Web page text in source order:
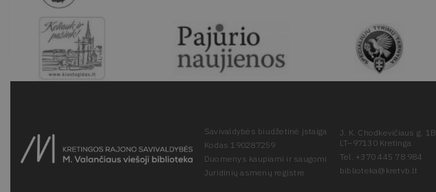
Savivaldybės biudžetinė įstaiga
Kodas 190287259
Duomenys kaupiami ir saugomi
Juridinių asmenų registre
J. K. Chodkevičiaus g. 1B,
LT–97130 Kretinga
Tel. +370 445 78 984
biblioteka@kretvb.lt